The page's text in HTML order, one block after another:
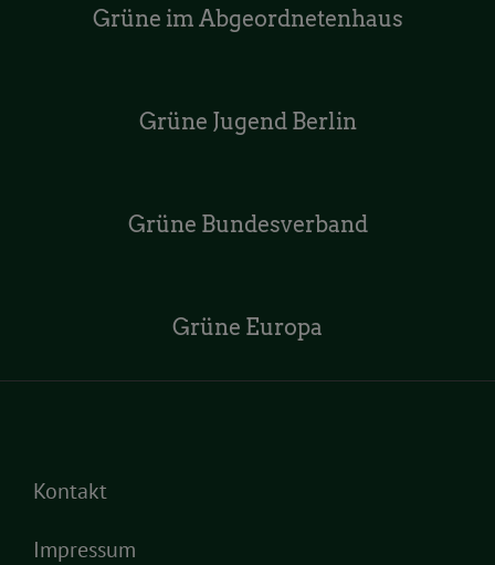
Grüne im Abgeordnetenhaus
Grüne Jugend Berlin
Grüne Bundesverband
Grüne Europa
Kontakt
Impressum